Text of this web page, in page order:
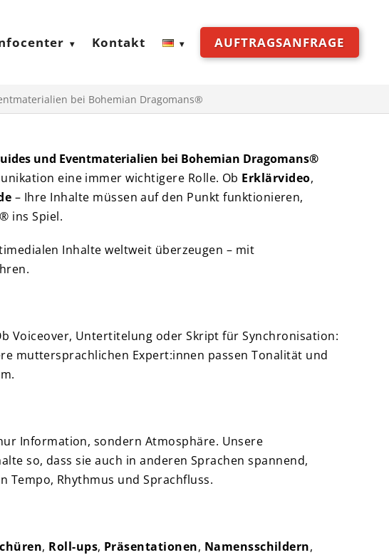
Kontakt AUFTRAGSANFRAGE
bei Bohemian Dragomans®
und Eventmaterialien bei Bohemian Dragomans®
eine immer wichtigere Rolle. Ob Erklärvideo,
– Ihre Inhalte müssen auf den Punkt funktionieren,
ins Spiel.
Inhalte weltweit überzeugen – mit
Voiceover, Untertitelung oder Skript für Synchronisation:
muttersprachlichen Expert:innen passen Tonalität und
Information, sondern Atmosphäre. Unsere
so, dass sie auch in anderen Sprachen spannend,
Tempo, Rhythmus und Sprachfluss.
, Roll-ups, Präsentationen, Namensschildern,